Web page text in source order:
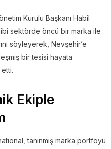
Kurulu Başkanı Habil
sektörde öncü bir marka ile
söyleyerek, Nevşehir’e
bir tesisi hayata
etti.
Ekiple
tanınmış marka portföyü